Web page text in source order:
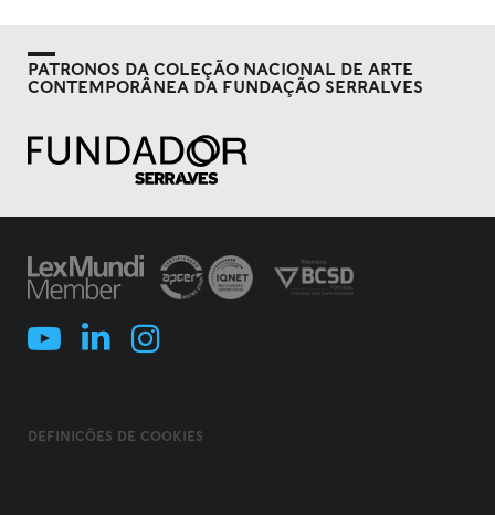
PATRONOS DA COLEÇÃO NACIONAL DE ARTE
CONTEMPORÂNEA DA FUNDAÇÃO SERRALVES
DEFINIÇÕES DE COOKIES